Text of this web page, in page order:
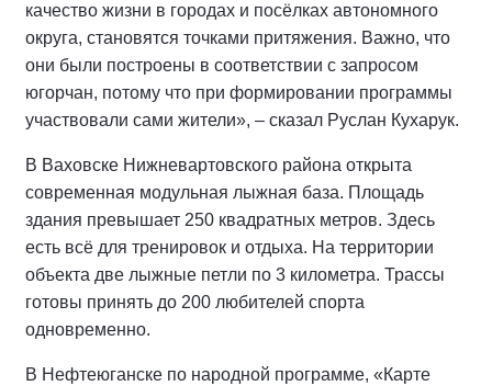
качество жизни в городах и посёлках автономного
округа, становятся точками притяжения. Важно, что
они были построены в соответствии с запросом
югорчан, потому что при формировании программы
участвовали сами жители», – сказал Руслан Кухарук.
В Ваховске Нижневартовского района открыта
современная модульная лыжная база. Площадь
здания превышает 250 квадратных метров. Здесь
есть всё для тренировок и отдыха. На территории
объекта две лыжные петли по 3 километра. Трассы
готовы принять до 200 любителей спорта
одновременно.
В Нефтеюганске по народной программе, «Карте